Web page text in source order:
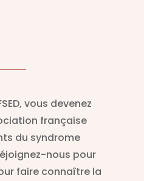
vous devenez
française
du syndrome
nous pour
faire connaître la